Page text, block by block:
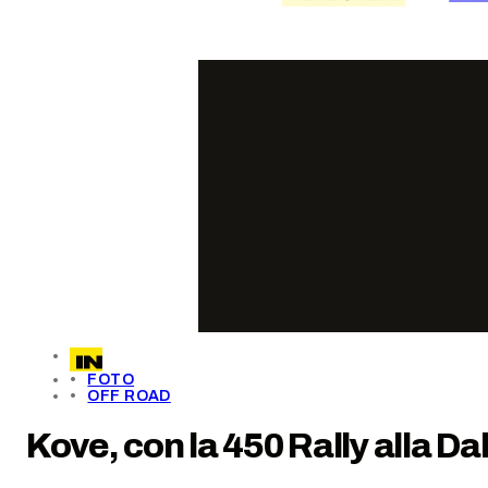
FOTO
OFF ROAD
Kove, con la 450 Rally alla